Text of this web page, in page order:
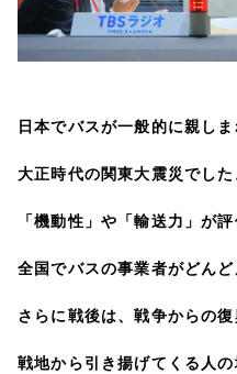
日本でバスが一般的に親し
大正時代の関東大震災でし
「機動性」や「輸送力」が
全国でバスの事業者がどん
さらに戦後は、戦争からの
戦地から引き揚げてくる人